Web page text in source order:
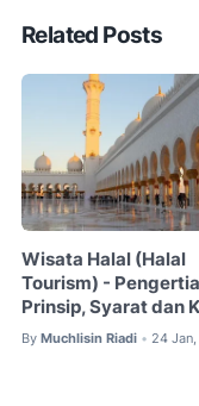
Related Posts
Wisata Halal (Halal
Tourism) -
Prinsip, Syarat dan
By Muchlisin Riadi • 24